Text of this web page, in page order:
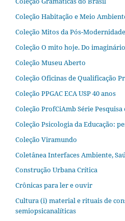
Coleção Habitação e Meio
Coleção Mitos da Pós-Modernidade
Coleção O mito hoje. Do
Coleção Museu Aberto
Coleção Oficinas de Qualificação
Coleção PPGAC ECA USP 40 anos
Coleção ProfCiAmb Série Pesquisa
Coleção Psicologia da Educação:
Coleção Viramundo
Coletânea Interfaces Ambiente,
Construção Urbana Crítica
Crônicas para ler e ouvir
Cultura (i) material e rituais de
semiopsicanalíticas